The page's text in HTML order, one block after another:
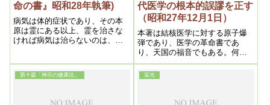
命の書』昭和28年執筆)
病気は体的症状であり、その本
原は霊にある以上、霊を治さな
ければ病気は治らないのは、前
代医学の根本的誤謬を正す
（昭和27年12月1日）
本著は結核医学に対する原子爆
弾であり、医学の革命書であ
り、天国の福音でもある。何と
なれば現在迄に於ける医学的結
核療法は根本的に誤っているか
らである。というと何人も驚く
上そう言わざるを得ないのであ
第十篇「神示の健康法」 栄光